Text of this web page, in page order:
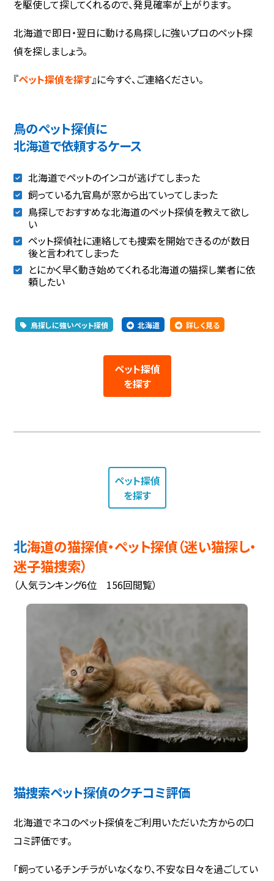
を駆使して探してくれるので、発見確率が上がります。
北海道で即日・翌日に動ける鳥探しに強いプロのペット探
偵を探しましょう。
『ペット探偵を探す』に今すぐ、ご連絡ください。
鳥のペット探偵に
北海道で依頼するケース
北海道でペットのインコが逃げてしまった
飼っている九官鳥が窓から出ていってしまった
鳥探しでおすすめな北海道のペット探偵を教えて欲し
い
ペット探偵社に連絡しても捜索を開始できるのが数日
後と言われてしまった
とにかく早く動き始めてくれる北海道の猫探し業者に依
頼したい
鳥探しに強いペット探偵 北海道 詳しく見る
ペット探偵
を探す
ペット探偵
を探す
北海道の猫探偵・ペット探偵（迷い猫探し・
迷子猫捜索）
（人気ランキング6位 156回閲覧）
猫捜索ペット探偵のクチコミ評価
北海道でネコのペット探偵をご利用いただいた方からの口
コミ評価です。
「飼っているチンチラがいなくなり、不安な日々を過ごしてい